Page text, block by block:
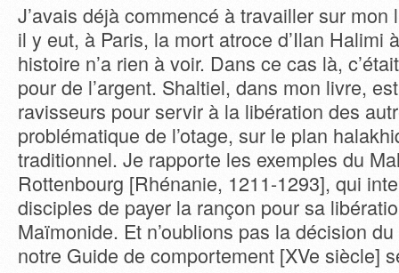
J’avais déjà commencé à travailler sur mon
il y eut, à Paris, la mort atroce d’Ilan Halimi
histoire n’a rien à voir. Dans ce cas là,
pour de l’argent. Shaltiel, dans mon livre,
ravisseurs pour servir à la libération des
problématique de l’otage, sur le plan
traditionnel. Je rapporte les exemples du
Rottenbourg [Rhénanie, 1211-1293], qui
disciples de payer la rançon pour sa
Maïmonide. Et n’oublions pas la décision
notre Guide de comportement [XVe siècle]